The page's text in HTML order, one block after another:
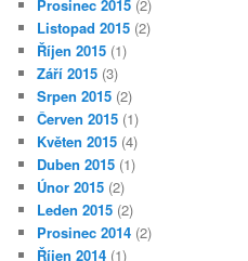
Prosinec 2015 (2)
Listopad 2015 (2)
Říjen 2015 (1)
Září 2015 (3)
Srpen 2015 (2)
Červen 2015 (1)
Květen 2015 (4)
Duben 2015 (1)
Únor 2015 (2)
Leden 2015 (2)
Prosinec 2014 (2)
Říjen 2014 (1)